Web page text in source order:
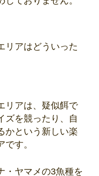
リアはどういった
リアは、疑似餌で
ズを競ったり、自
かという新しい楽
す。
・ヤマメの3魚種を